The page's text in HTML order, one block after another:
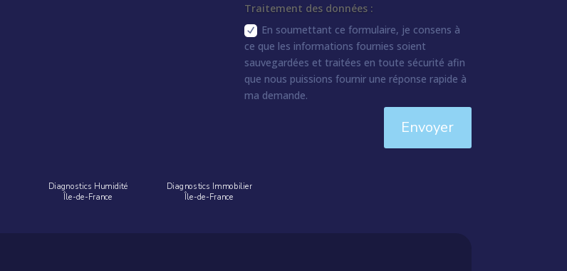
Traitement des données :
En soumettant ce formulaire, je consens à
ce que les informations fournies soient
sauvegardées et traitées en toute sécurité afin
que nous puissions fournir une réponse rapide à
ma demande.
Envoyer
Diagnostics Humidité
Île-de-France
Diagnostics Immobilier
Île-de-France